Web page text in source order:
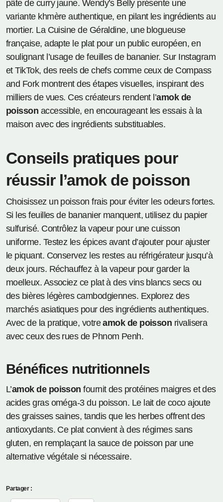
pâte de curry jaune. Wendy’s Belly présente une
variante khmère authentique, en pilant les ingrédients au
mortier. La Cuisine de Géraldine, une blogueuse
française, adapte le plat pour un public européen, en
soulignant l’usage de feuilles de bananier. Sur Instagram
et TikTok, des reels de chefs comme ceux de Compass
and Fork montrent des étapes visuelles, inspirant des
milliers de vues. Ces créateurs rendent l’amok de
poisson accessible, en encourageant les essais à la
maison avec des ingrédients substituables.
Conseils pratiques pour
réussir l’amok de poisson
Choisissez un poisson frais pour éviter les odeurs fortes.
Si les feuilles de bananier manquent, utilisez du papier
sulfurisé. Contrôlez la vapeur pour une cuisson
uniforme. Testez les épices avant d’ajouter pour ajuster
le piquant. Conservez les restes au réfrigérateur jusqu’à
deux jours. Réchauffez à la vapeur pour garder la
moelleux. Associez ce plat à des vins blancs secs ou
des bières légères cambodgiennes. Explorez des
marchés asiatiques pour des ingrédients authentiques.
Avec de la pratique, votreamok de poisson rivalisera
avec ceux des rues de Phnom Penh.
Bénéfices nutritionnels
L’amok de poisson fournit des protéines maigres et des
acides gras oméga-3 du poisson. Le lait de coco ajoute
des graisses saines, tandis que les herbes offrent des
antioxydants. Ce plat convient à des régimes sans
gluten, en remplaçant la sauce de poisson par une
alternative végétale si nécessaire.
Partager :